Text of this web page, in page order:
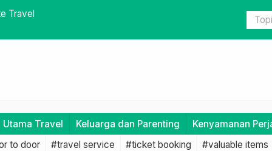
Jadwal dan Rute Alternatif
Utama Travel Keluarga dan Parenting Kenyamanan
to door #travel service #ticket booking #valuable items